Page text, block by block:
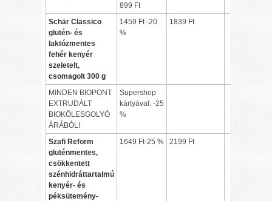
899 Ft
Schär Classico
glutén- és
laktózmentes
fehér kenyér
szeletelt,
csomagolt 300 g
1459 Ft -20
%
1839 Ft
MINDEN BIOPONT
EXTRUDÁLT
BIOKÖLESGOLYÓ
ÁRÁBÓL!
Supershop
kártyával: -25
%
Szafi Reform
gluténmentes,
csökkentett
szénhidráttartalmú
kenyér- és
péksütemény-
1649 Ft-25 % 2199 Ft